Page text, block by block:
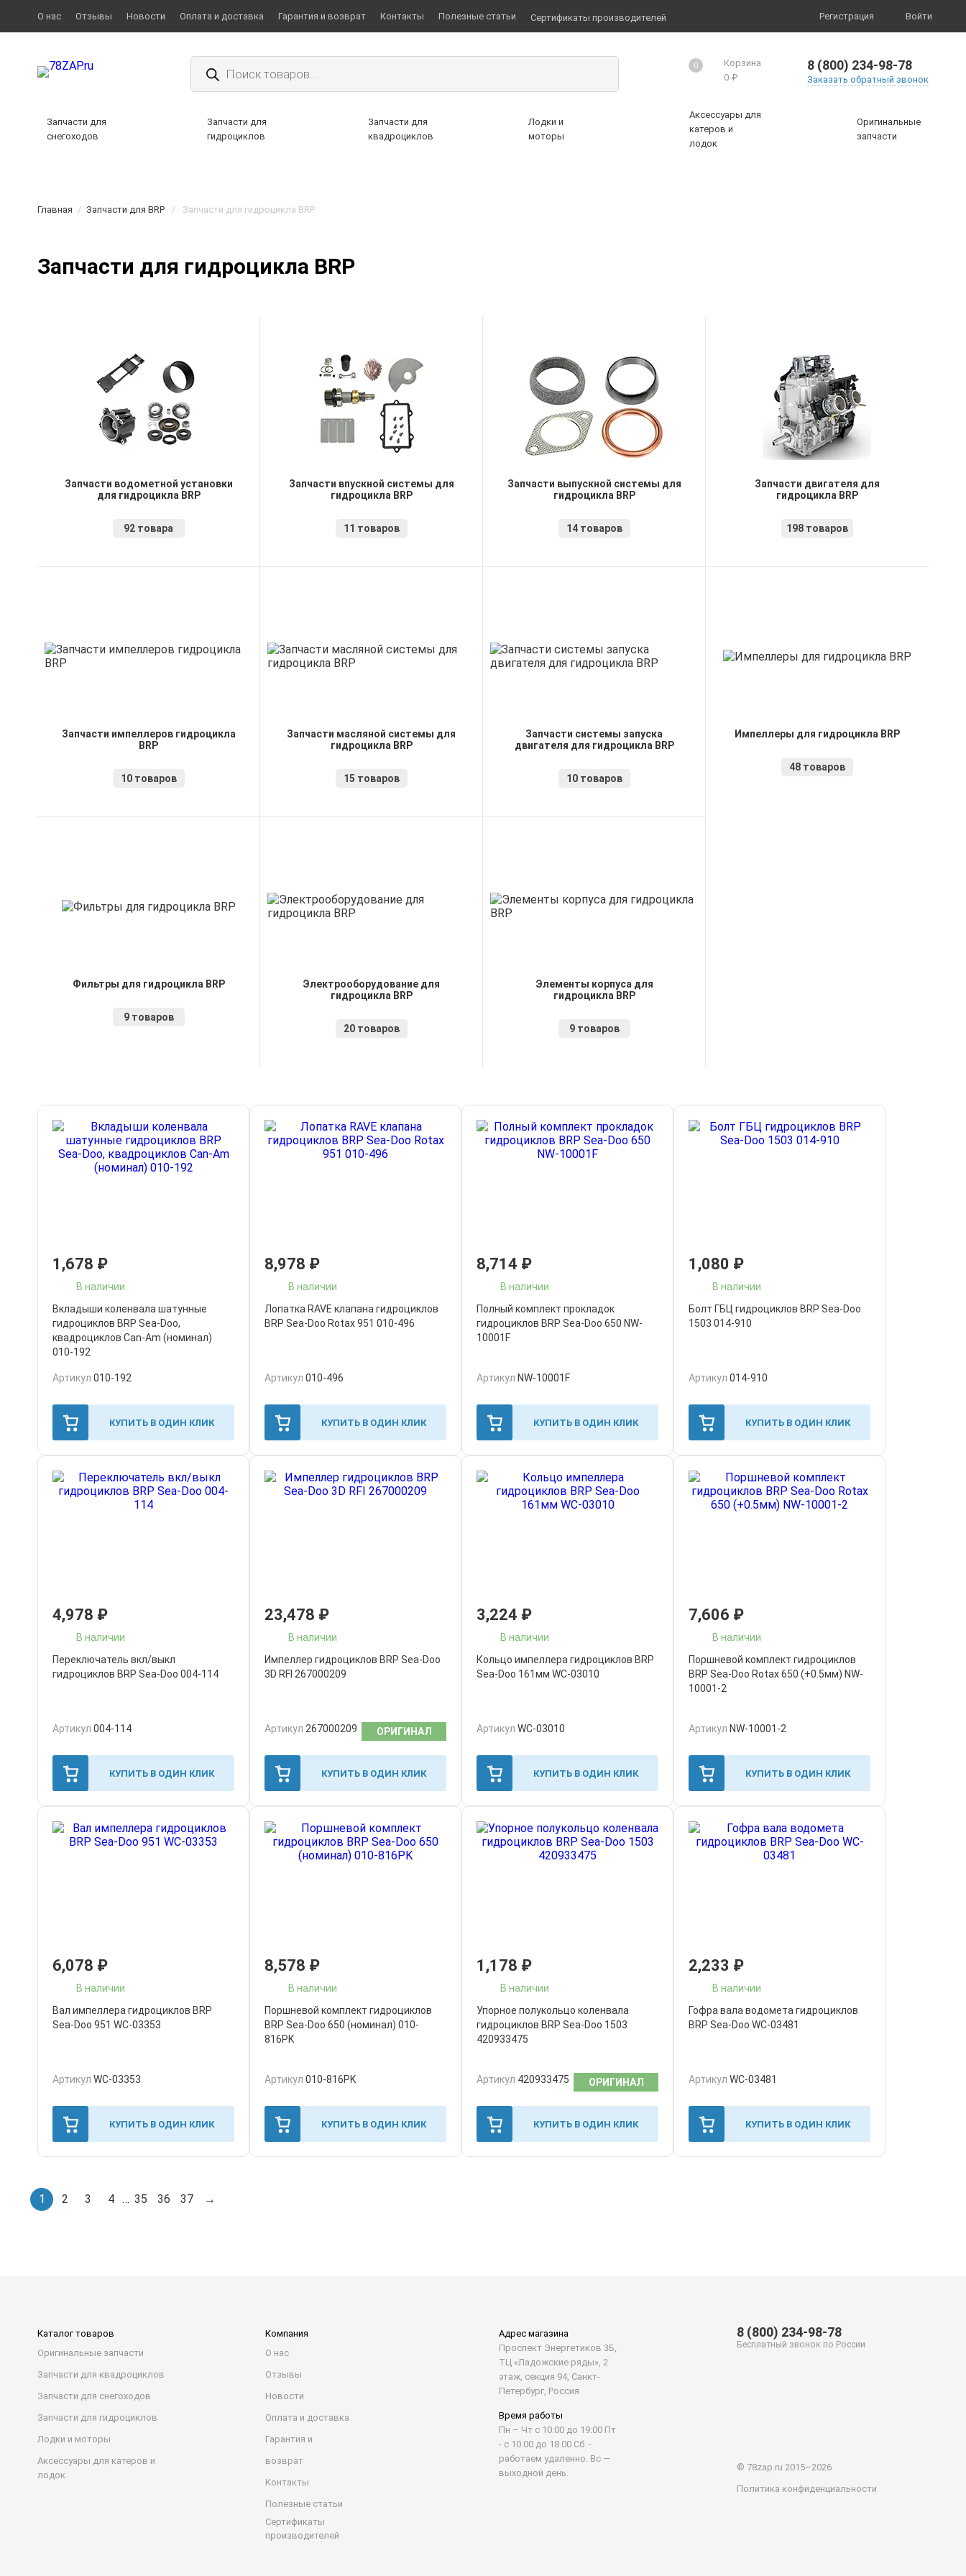
О нас Отзывы Новости Оплата и доставка Гарантия и возврат Контакты Полезные статьи Сертификаты производителей Регистрация Войти
Поиск
товаров
0
Корзина
0 ₽
8 (800) 234-98-78
Заказать обратный звонок
Запчасти для
снегоходов
Запчасти для
гидроциклов
Запчасти для
квадроциклов
Лодки и
моторы
Аксессуары для
катеров и
лодок
Оригинальные
запчасти
Главная / Запчасти для BRP / Запчасти для гидроцикла BRP
Запчасти для гидроцикла BRP
Запчасти водометной установки
для гидроцикла BRP
92 товара
Запчасти впускной системы для
гидроцикла BRP
11 товаров
Запчасти выпускной системы для
гидроцикла BRP
14 товаров
Запчасти двигателя для
гидроцикла BRP
198 товаров
Запчасти импеллеров гидроцикла
BRP
10 товаров
Запчасти масляной системы для
гидроцикла BRP
15 товаров
Запчасти системы запуска
двигателя для гидроцикла BRP
10 товаров
Импеллеры для гидроцикла BRP
48 товаров
Фильтры для гидроцикла BRP
9 товаров
Электрооборудование для
гидроцикла BRP
20 товаров
Элементы корпуса для
гидроцикла BRP
9 товаров
1,678 ₽
В наличии
Вкладыши коленвала шатунные
гидроциклов BRP Sea-Doo,
квадроциклов Can-Am (номинал)
010-192
Артикул 010-192
КУПИТЬ В ОДИН КЛИК
8,978 ₽
В наличии
Лопатка RAVE клапана гидроциклов
BRP Sea-Doo Rotax 951 010-496
Артикул 010-496
КУПИТЬ В ОДИН КЛИК
8,714 ₽
В наличии
Полный комплект прокладок
гидроциклов BRP Sea-Doo 650 NW-
10001F
Артикул NW-10001F
КУПИТЬ В ОДИН КЛИК
1,080 ₽
В наличии
Болт ГБЦ гидроциклов BRP Sea-Doo
1503 014-910
Артикул 014-910
КУПИТЬ В ОДИН КЛИК
4,978 ₽
В наличии
Переключатель вкл/выкл
гидроциклов BRP Sea-Doo 004-114
Артикул 004-114
КУПИТЬ В ОДИН КЛИК
23,478 ₽
В наличии
Импеллер гидроциклов BRP Sea-Doo
3D RFI 267000209
Артикул 267000209 ОРИГИНАЛ
КУПИТЬ В ОДИН КЛИК
3,224 ₽
В наличии
Кольцо импеллера гидроциклов BRP
Sea-Doo 161мм WC-03010
Артикул WC-03010
КУПИТЬ В ОДИН КЛИК
7,606 ₽
В наличии
Поршневой комплект гидроциклов
BRP Sea-Doo Rotax 650 (+0.5мм) NW-
10001-2
Артикул NW-10001-2
КУПИТЬ В ОДИН КЛИК
6,078 ₽
В наличии
Вал импеллера гидроциклов BRP
Sea-Doo 951 WC-03353
Артикул WC-03353
КУПИТЬ В ОДИН КЛИК
8,578 ₽
В наличии
Поршневой комплект гидроциклов
BRP Sea-Doo 650 (номинал) 010-
816PK
Артикул 010-816PK
КУПИТЬ В ОДИН КЛИК
1,178 ₽
В наличии
Упорное полукольцо коленвала
гидроциклов BRP Sea-Doo 1503
420933475
Артикул 420933475 ОРИГИНАЛ
КУПИТЬ В ОДИН КЛИК
2,233 ₽
В наличии
Гофра вала водомета гидроциклов
BRP Sea-Doo WC-03481
Артикул WC-03481
КУПИТЬ В ОДИН КЛИК
1 2 3 4 … 35 36 37 →
Каталог товаров
Оригинальные запчасти
Запчасти для квадроциклов
Запчасти для снегоходов
Запчасти для гидроциклов
Лодки и моторы
Аксессуары для катеров и
лодок
Компания
О нас
Отзывы
Новости
Оплата и доставка
Гарантия и
возврат
Контакты
Полезные статьи
Сертификаты
производителей
Адрес магазина
Проспект Энергетиков 3Б,
ТЦ «Ладожские ряды», 2
этаж, секция 94, Санкт-
Петербург, Россия
Время работы
Пн – Чт с 10:00 до 19:00 Пт
- с 10.00 до 18.00 Сб -
работаем удаленно. Вс —
выходной день.
8 (800) 234-98-78
Бесплатный звонок по России
© 78zap.ru 2015–2026
Политика конфиденциальности